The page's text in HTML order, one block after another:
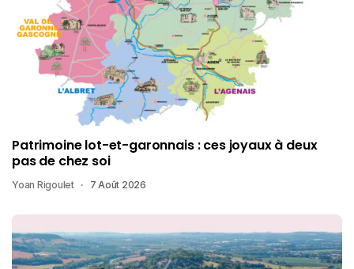
Patrimoine lot-et-garonnais : ces joyaux à deux
pas de chez soi
Yoan Rigoulet 7 Août 2026